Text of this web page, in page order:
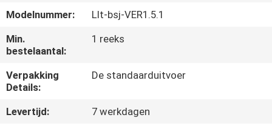
KWALITEITSCONTROLE
CONTACTEER
Modelnummer:
Llt-bsj-VER1.5.1
Min.
bestelaantal:
1 reeks
Verpakking
Details:
De standaarduitvoer
Levertijd:
7 werkdagen